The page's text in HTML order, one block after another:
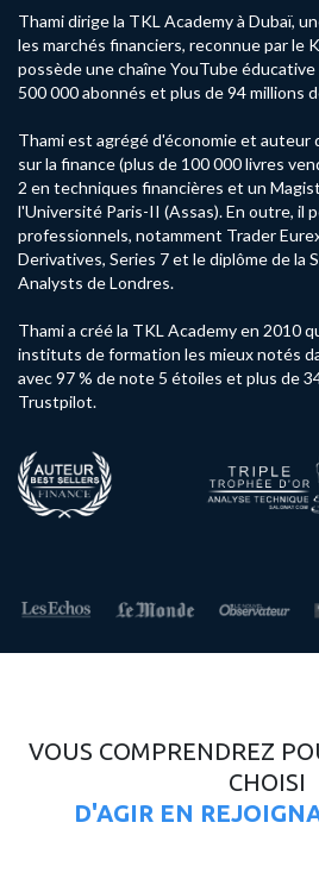
Thami dirige la TKL Academy à Dubaï,
les marchés financiers, reconnue par le
possède une chaîne YouTube
500 000 abonnés et plus de 94 millions
Thami est agrégé d'économie et auteur
sur la finance (plus de 100 000 livres
2 en techniques financières et un
l'Université Paris-II (Assas). En outre, il
professionnels, notamment Trader
Derivatives, Series 7 et le diplôme de la
Analysts de Londres.
Thami a créé la TKL Academy en 2010
instituts de formation les mieux notés
avec 97 % de note 5 étoiles et plus de
Trustpilot.
VOUS COMPRENDREZ
CHOISI
D'AGIR EN